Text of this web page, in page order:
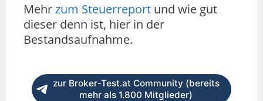
Mehrzum Steuerreport und wie gut
dieser denn ist, hier in der
Bestandsaufnahme.
zur Broker-Test.at Community (bereits
mehr als 1.800 Mitglieder)